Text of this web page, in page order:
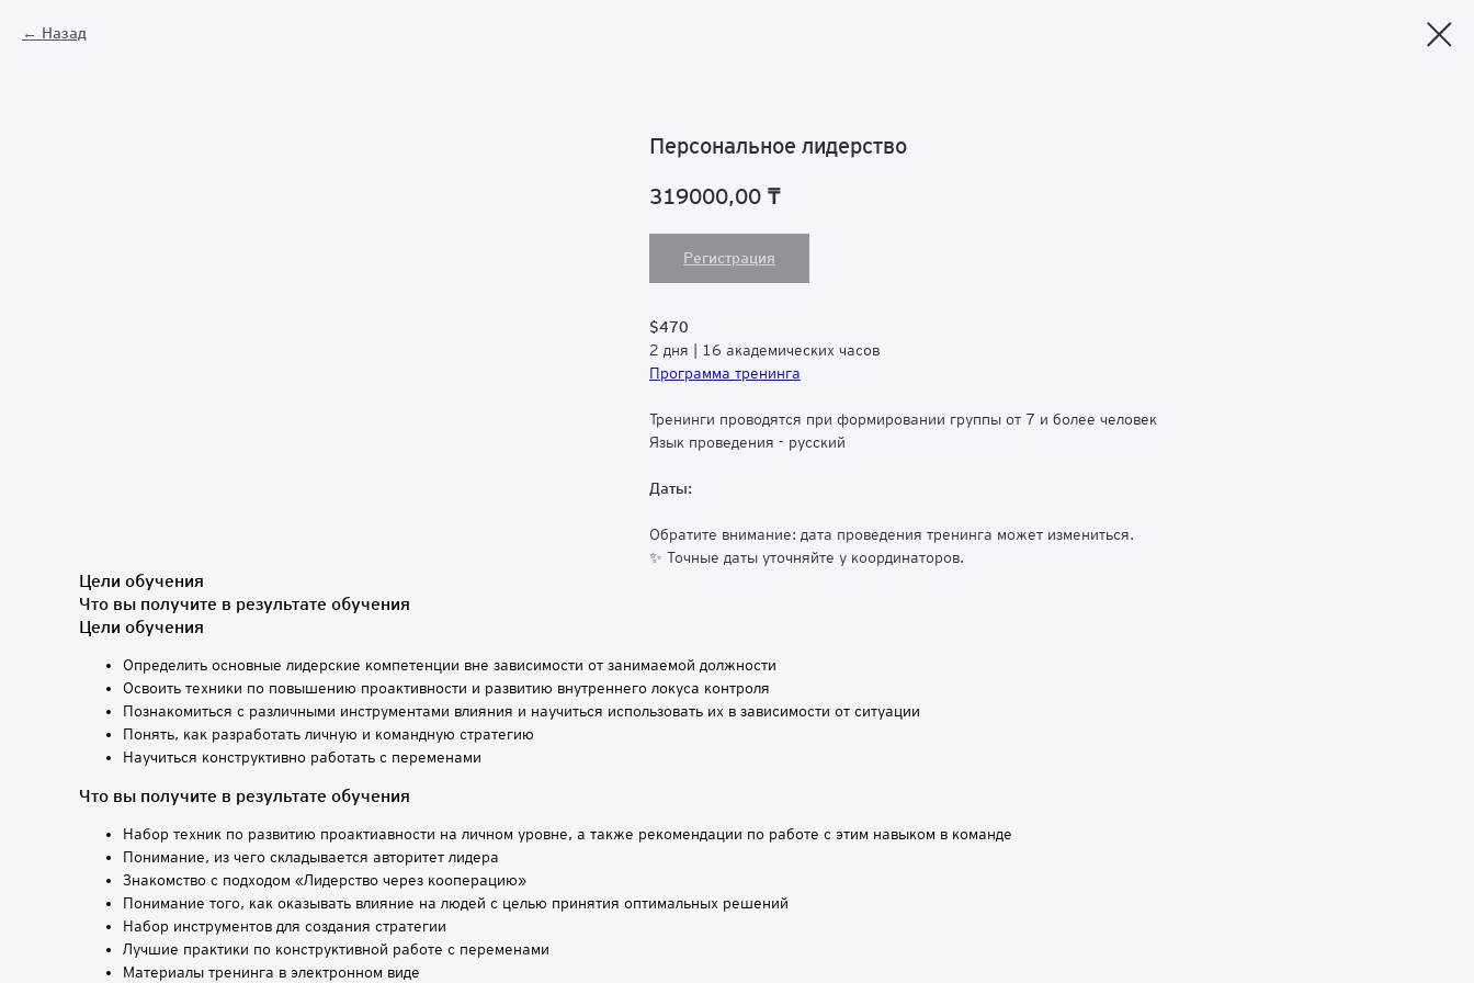
Назад
Персональное лидерство
319000,00 ₸
Регистрация
$470
2 дня | 16 академических часов
Программа тренинга
Тренинги проводятся при формировании группы от 7 и более человек
Язык проведения - русский
Даты:
Обратите внимание: дата проведения тренинга может измениться.
✨ Точные даты уточняйте у координаторов.
Цели обучения
Что вы получите в результате обучения
Цели обучения
Определить основные лидерские компетенции вне зависимости от занимаемой должности
Освоить техники по повышению проактивности и развитию внутреннего локуса контроля
Познакомиться с различными инструментами влияния и научиться использовать их в зависимости от ситуации
Понять, как разработать личную и командную стратегию
Научиться конструктивно работать с переменами
Что вы получите в результате обучения
Набор техник по развитию проактиавности на личном уровне, а также рекомендации по работе с этим навыком в команде
Понимание, из чего складывается авторитет лидера
Знакомство с подходом «Лидерство через кооперацию»
Понимание того, как оказывать влияние на людей с целью принятия оптимальных решений
Набор инструментов для создания стратегии
Лучшие практики по конструктивной работе с переменами
Материалы тренинга в электронном виде